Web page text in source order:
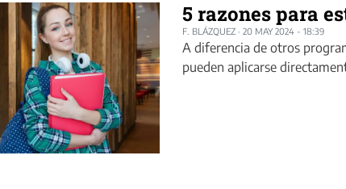
5 razones para
F. BLÁZQUEZ · 20 MAY 2024 - 18:39
A diferencia de otros
pueden aplicarse